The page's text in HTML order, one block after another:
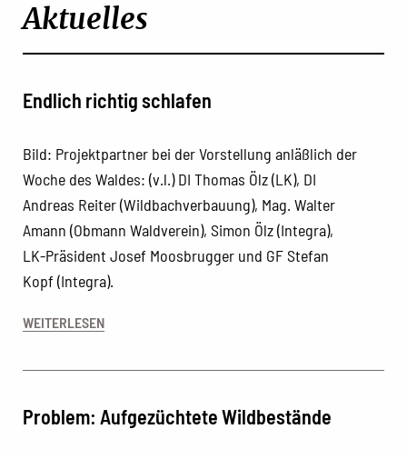
Aktuelles
Endlich richtig schlafen
Bild: Projektpartner bei der Vorstellung anläßlich der
Woche des Waldes: (v.l.) DI Thomas Ölz (LK), DI
Andreas Reiter (Wildbachverbauung), Mag. Walter
Amann (Obmann Waldverein), Simon Ölz (Integra),
LK-Präsident Josef Moosbrugger und GF Stefan
Kopf (Integra).
WEITERLESEN
Problem: Aufgezüchtete Wildbestände